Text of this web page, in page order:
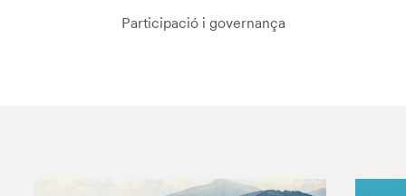
Participació i governança